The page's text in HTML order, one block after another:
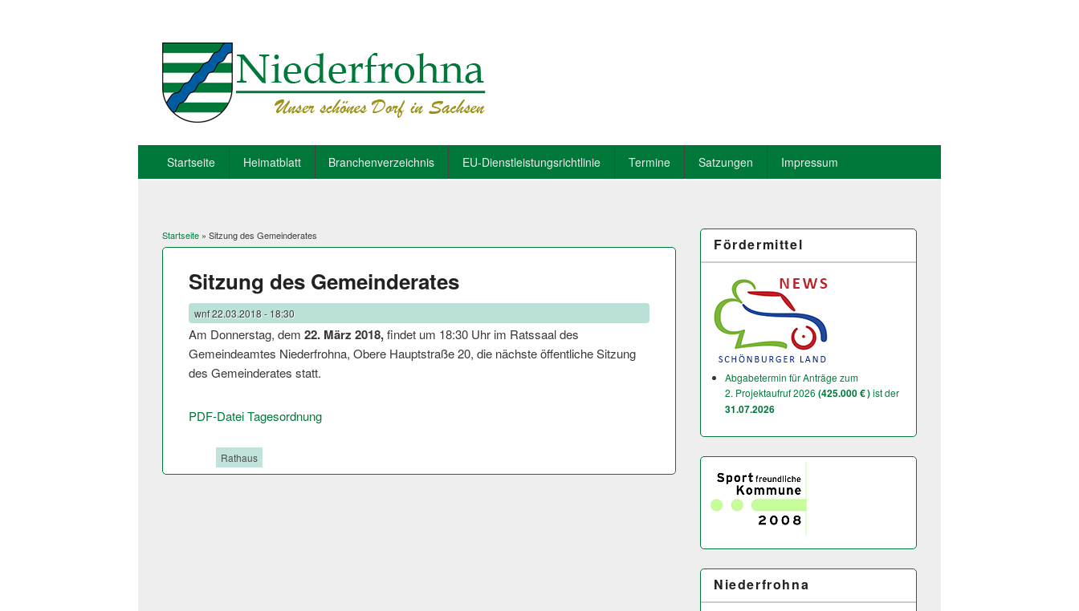
Startseite Heimatblatt Branchenverzeichnis EU-Dienstleistungsrichtlinie Termine Satzungen Impressum
Sie sind hier
Startseite » Sitzung des Gemeinderates
Sitzung des Gemeinderates
wnf22.03.2018 - 18:30
Am Donnerstag, dem 22. März 2018,findet um 18:30 Uhr im Ratssaal des
Gemeindeamtes Niederfrohna, Obere Hauptstraße 20, die nächste öffentliche Sitzung
des Gemeinderates stat­t.
PDF-Datei Tagesordnung
Rathaus
Fördermittel
Abgabetermin für Anträge zum
2. Projektaufruf 2026 (425.000 € )ist der
31.07.2026
Niederfrohna